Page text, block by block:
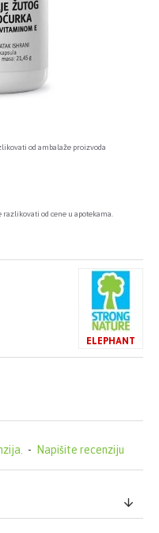
od ambalaže proizvoda
od cene u apotekama.
- Napišite recenziju
ELEPHANT